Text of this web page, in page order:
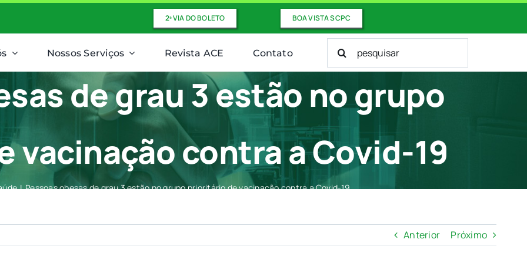
2ª VIA DO BOLETO BOA VISTA SCPC
Nossos Serviços Revista ACE Contato
Buscar
resultados
de grau 3 estão no grupo
vacinação contra a Covid-19
Pessoas obesas de grau 3 estão no grupo prioritário de vacinação contra a Covid-19
Anterior Próximo